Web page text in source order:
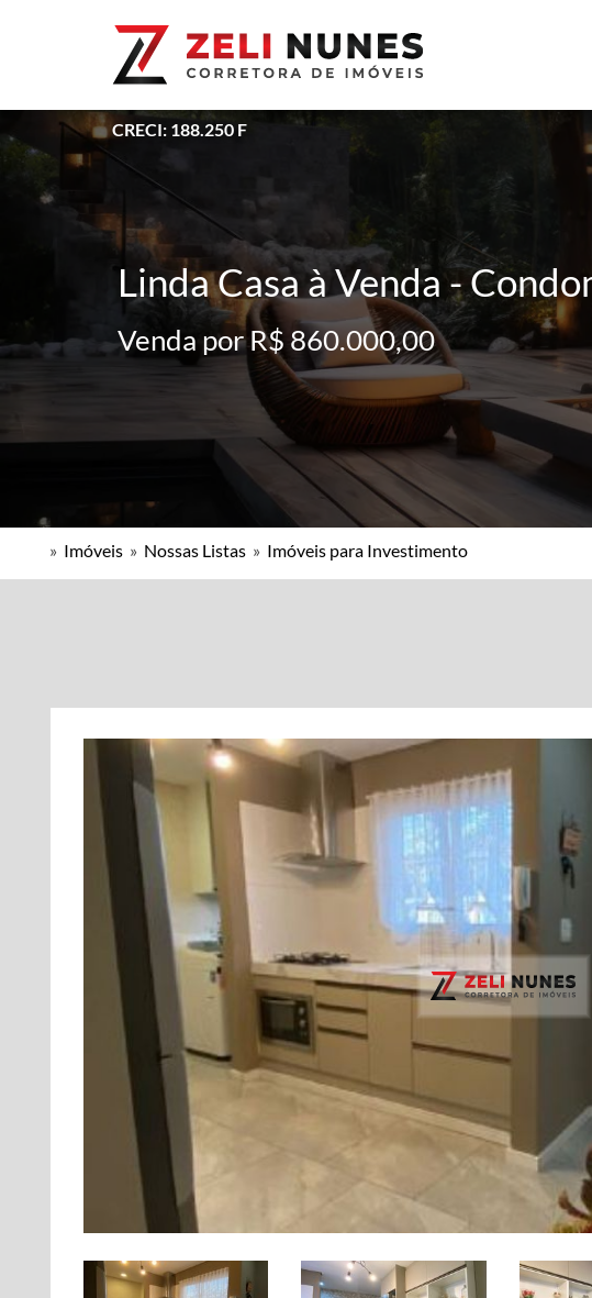
CRECI: 188.250 F
Linda Casa à Venda -
Venda por R$ 860.000,00
» Imóveis » Nossas Listas » Imóveis para Investimento